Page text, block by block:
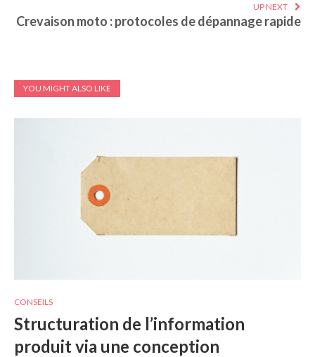
UP NEXT
Crevaison moto : protocoles de dépannage rapide
YOU MIGHT ALSO LIKE
CONSEILS
Structuration de l’information
produit via une conception